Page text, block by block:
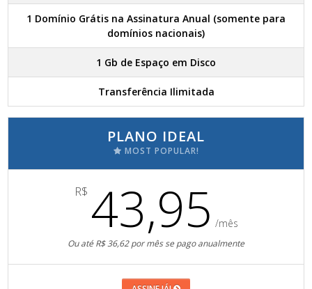
1 Domínio Grátis na Assinatura Anual (somente para
domínios nacionais)
1 Gb de Espaço em Disco
Transferência Ilimitada
PLANO IDEAL
MOST POPULAR!
R$ 43,95 /mês
Ou até R$ 36,62 por mês se pago anualmente